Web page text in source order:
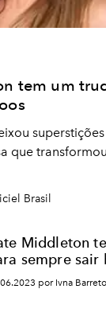
tem um
que
Brasil
Middleton
sempre sair
por Ivna Barreto